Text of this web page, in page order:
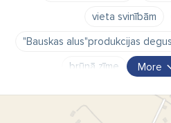
vieta svinībām
"Bauskas alus"produkcijas
brūnā zīme
Viesu nams
More